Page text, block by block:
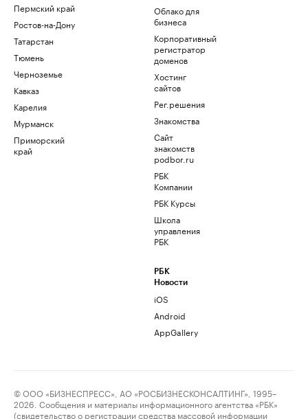
Пермский край
Ростов-на-Дону
Татарстан
Тюмень
Черноземье
Кавказ
Карелия
Мурманск
Приморский
край
Облако для
бизнеса
Корпоративный
регистратор
доменов
Хостинг
сайтов
Рег.решения
Знакомства
Сайт
знакомств
podbor.ru
РБК
Компании
РБК Курсы
Школа
управления
РБК
РБК
Новости
iOS
Android
AppGallery
© ООО «БИЗНЕСПРЕСС», АО «РОСБИЗНЕСКОНСАЛТИНГ», 1995–
2026. Сообщения и материалы информационного агентства «РБК»
(свидетельство о регистрации средства массовой информации